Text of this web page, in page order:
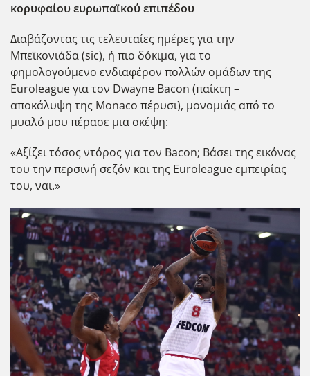
κορυφαίου ευρωπαϊκού επιπέδου
Διαβάζοντας τις τελευταίες ημέρες για την
Μπεϊκονιάδα (sic), ή πιο δόκιμα, για το
φημολογούμενο ενδιαφέρον πολλών ομάδων της
Euroleague για τον Dwayne Bacon (παίκτη –
αποκάλυψη της Monaco πέρυσι), μονομιάς από το
μυαλό μου πέρασε μια σκέψη:
«Αξίζει τόσος ντόρος για τον Bacon; Βάσει της εικόνας
του την περσινή σεζόν και της Euroleague εμπειρίας
του, ναι.»